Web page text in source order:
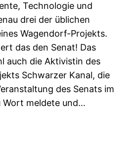
Technologie und
drei der üblichen
Wagendorf-Projekts.
das den Senat! Das
auch die Aktivistin des
Schwarzer Kanal, die
des Senats im
Wort meldete und…